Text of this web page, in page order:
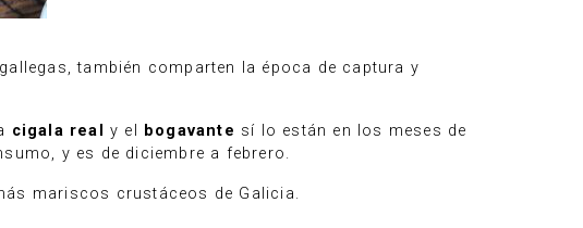
también comparten la época de captura y
cigala real y el bogavante sí lo están en los meses de
y es de diciembre a febrero.
mariscos crustáceos de Galicia.